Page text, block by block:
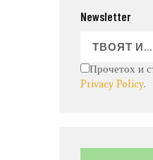
Newsletter
Прочетох и
Privacy Policy.